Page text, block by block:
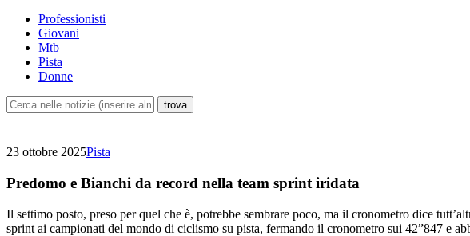
Professionisti
Giovani
Mtb
Pista
Donne
23 ottobre 2025Pista
Predomo e Bianchi da record nella team sprint iridata
Il settimo posto, preso per quel che è, potrebbe sembrare poco, ma il cronometro dice
sprint ai campionati del mondo di ciclismo su pista, fermando il cronometro sui 42”847 e